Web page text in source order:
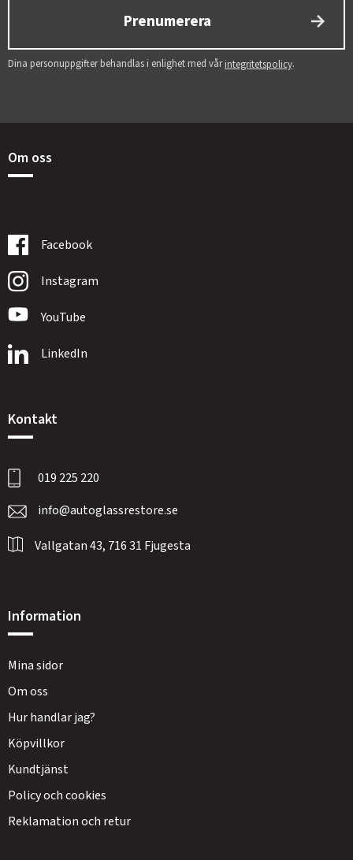
Prenumerera
Dina personuppgifter behandlas i enlighet med vårintegritetspolicy.
Om oss
Facebook
Instagram
YouTube
LinkedIn
Kontakt
019 225 220
info@autoglassrestore.se
Vallgatan 43, 716 31 Fjugesta
Information
Mina sidor
Om oss
Hur handlar jag?
Köpvillkor
Kundtjänst
Policy och cookies
Reklamation och retur